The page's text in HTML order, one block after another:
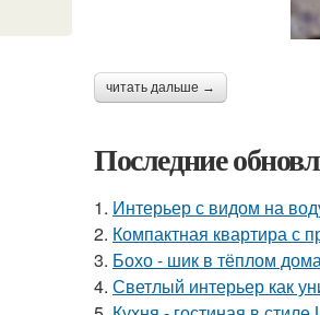
читать дальше →
Последние
1. Интерьер с видом на
2. Компактная квартира с
3. Бохо - шик в тёплом
4. Светлый интерьер как